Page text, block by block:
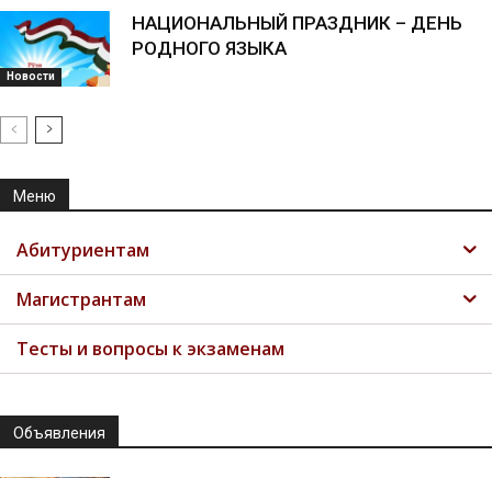
Новости
НАЦИОНАЛЬНЫЙ ПРАЗДНИК – ДЕНЬ
РОДНОГО ЯЗЫКА
Меню
Абитуриентам
Магистрантам
Тесты и вопросы к экзаменам
Объявления